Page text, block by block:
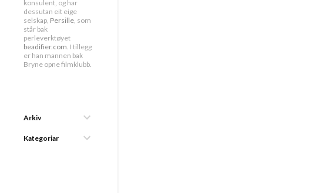
konsulent, og har
dessutan eit eige
selskap, Persille, som
står bak
perleverktøyet
beadifier.com. I tillegg
er han mannen bak
Bryne opne filmklubb.
Arkiv
Kategoriar